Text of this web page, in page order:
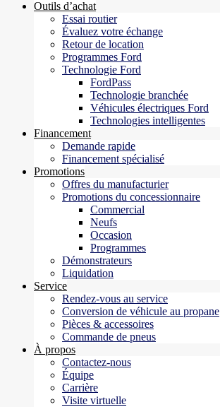
Outils d’achat
Essai routier
Évaluez votre échange
Retour de location
Programmes Ford
Technologie Ford
FordPass
Technologie branchée
Véhicules électriques Ford
Technologies intelligentes
Financement
Demande rapide
Financement spécialisé
Promotions
Offres du manufacturier
Promotions du concessionnaire
Commercial
Neufs
Occasion
Programmes
Démonstrateurs
Liquidation
Service
Rendez-vous au service
Conversion de véhicule au propane
Pièces & accessoires
Commande de pneus
À propos
Contactez-nous
Équipe
Carrière
Visite virtuelle